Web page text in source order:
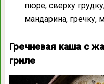
пюре, сверху
мандарина, гречку,
Гречневая каша с
гриле